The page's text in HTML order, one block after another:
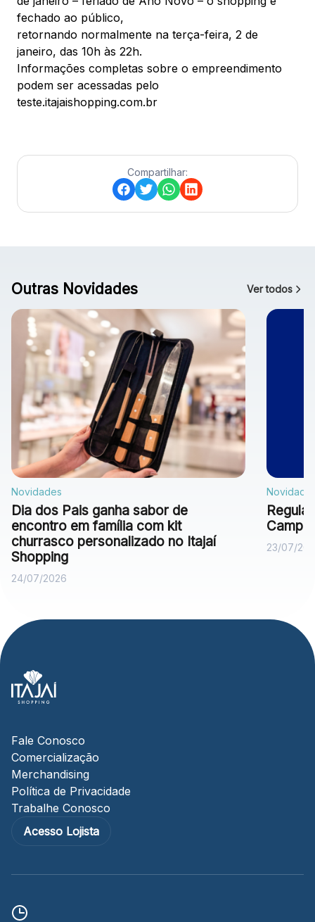
fechado ao público,
retornando normalmente na terça-feira, 2 de
janeiro, das 10h às 22h.
Informações completas sobre o empreendimento
podem ser acessadas pelo
teste.itajaishopping.com.br
Compartilhar:
Outras Novidades Ver todos
Novidades
Dia dos Pais ganha sabor de
encontro em família com kit
churrasco personalizado no Itajaí
Shopping
24/07/2026
23/07/
Fale Conosco
Comercialização
Merchandising
Política de Privacidade
Trabalhe Conosco
Acesso Lojista